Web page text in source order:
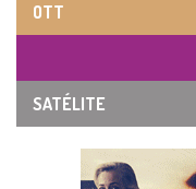
OTT
SATÉLITE